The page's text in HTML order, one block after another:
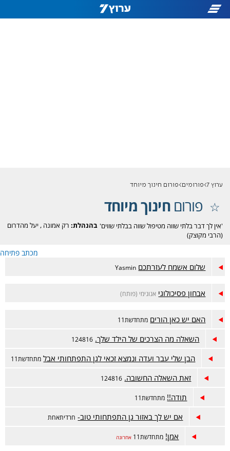
ערוץ 7 פורומים פורום חינוך מיוחד
פורוםחינוך מיוחד
בהנהלת: רק אמונה , יעל מהדרום
'אין לך דבר בלתי שווה מטיפול שווה בבלתי שווים'
(הרבי מקוצק)
מכתב פתיחה
שלום אשמח לעזרתכם Yasmin
אבחון פסיכולוגי אנונימי (פותח)
האם יש כאן הורים מתחדשת11
השאלה מה הצרכים של הילד שלך. 124816
הבן שלי עבר ועדה ונמצא זכאי לגן התפתחותי אבל מתחדשת11
זאת השאלה החשובה. 124816
תודה!! מתחדשת11
אם יש לך באזור גן התפתחותי טוב- חרדיתאחת
אמן! מתחדשת11 אחרונה